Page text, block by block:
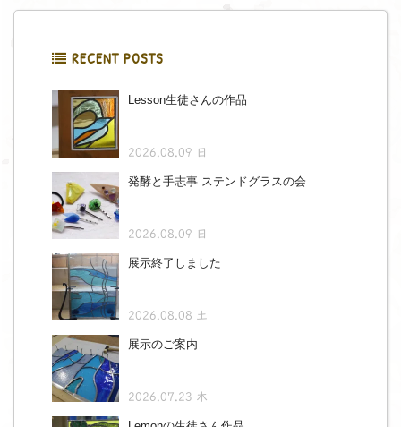
RECENT POSTS
Lesson生徒さんの作品
2026.08.09 日
発酵と手志事 ステンドグラスの会
2026.08.09 日
展示終了しました
2026.08.08 土
展示のご案内
2026.07.23 木